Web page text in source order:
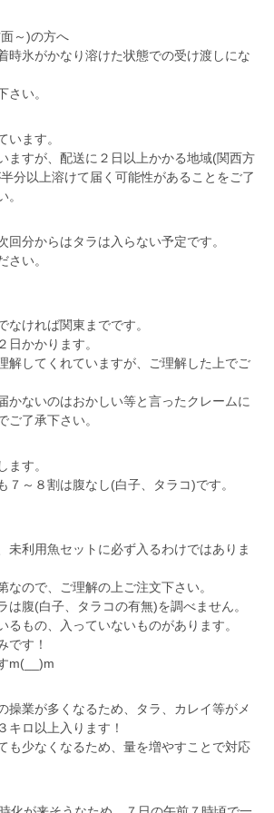
～)の方へ
時氷がかなり溶けた状態での受け渡しにな
さい。
います。
ますが、配送に２日以上かかる地域(関西方
分以上溶けて届く可能性があることをご了
。
回分からはタラは入らない予定です。
さい。
なければ関東までです。
日かかります。
解してくれていますが、ご理解した上でご
かないのはおかしい等と言ったクレームに
ご了承下さい。
ます。
７～８割は腹なし(白子、タラコ)です。
未利用魚セットに必ず入るわけではありま
なので、ご理解の上ご注文下さい。
は腹(白子、タラコの有無)を調べません。
るもの、入っていないものがあります。
です！
m(__)m
操業が多くなるため、タラ、カレイ等がメ
キロ以上入ります！
も少なくなるため、量を増やすことで対応